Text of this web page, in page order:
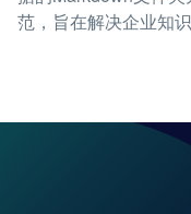
范，旨在解决企业知